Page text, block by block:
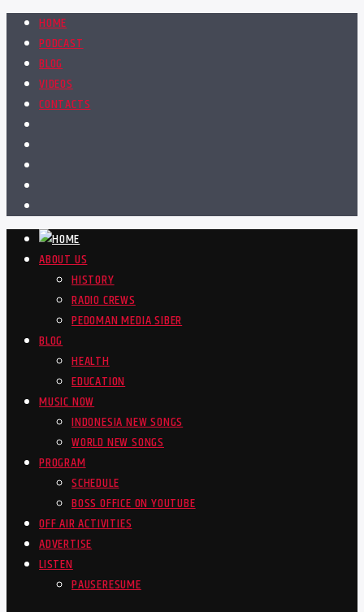
HOME
PODCAST
BLOG
VIDEOS
CONTACTS
ABOUT US
HISTORY
RADIO CREWS
PEDOMAN MEDIA SIBER
BLOG
HEALTH
EDUCATION
MUSIC NOW
INDONESIA NEW SONGS
WORLD NEW SONGS
PROGRAM
SCHEDULE
BOSS OFFICE ON YOUTUBE
OFF AIR ACTIVITIES
ADVERTISE
LISTEN
PAUSERESUME